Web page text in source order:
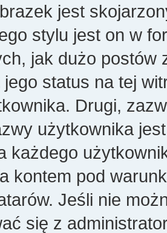
jest
stylu jest on w
jak dużo postów
jego status na tej
Drugi,
użytkownika
każdego
kontem pod
Jeśli nie
się z